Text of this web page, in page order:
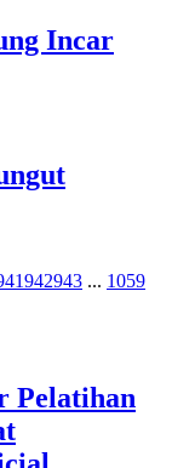
Incar
942943 ... 1059
Pelatihan